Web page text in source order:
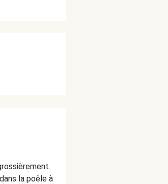
la poêle à